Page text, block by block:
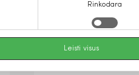
Rinkodara
Leisti visus
3 mokėjimai126,33 €
daugiau